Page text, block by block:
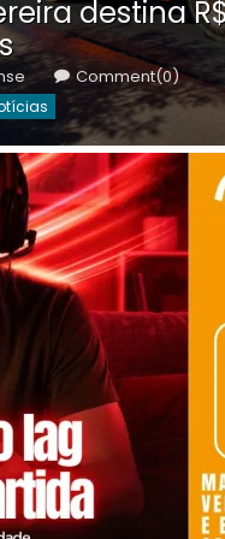
destina
Comment(0)